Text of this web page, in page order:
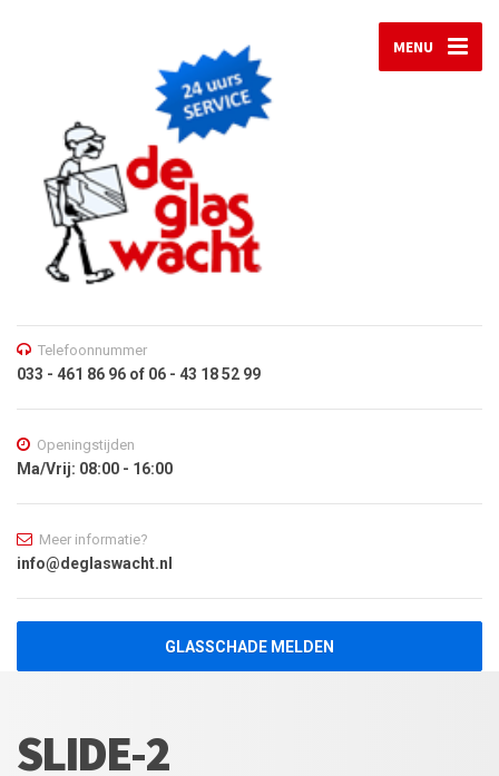
MENU
Telefoonnummer
033 - 461 86 96 of 06 - 43 18 52 99
Openingstijden
Ma/Vrij: 08:00 - 16:00
Meer informatie?
info@deglaswacht.nl
GLASSCHADE MELDEN
SLIDE-2